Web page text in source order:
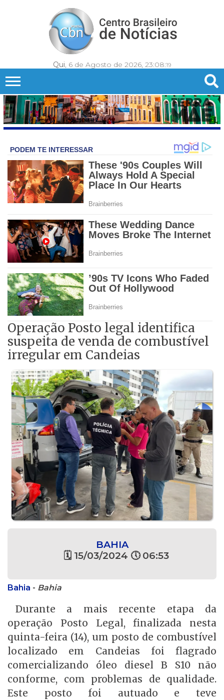
Qui, 6 de Agosto de 2026, 23:08:22
Operação Posto legal identifica
suspeita de venda de combustível
irregular em Candeias
BAHIA
🗓 15/03/2024 🕔 06:53
Bahia - Bahia
Durante a mais recente etapa da
operação Posto Legal, finalizada nesta
quinta-feira (14), um posto de combustível
localizado em Candeias foi flagrado
comercializando óleo diesel B S10 não
conforme, com problemas de qualidade.
Este posto foi autuado e teve